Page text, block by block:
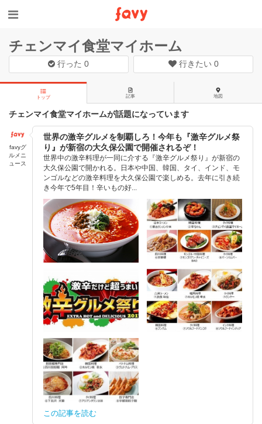
チェンマイ食堂マイホーム
行った0 行きたい 0
トップ 記事 地図
チェンマイ食堂マイホームが話題になっています
favyグ
ルメニ
ュース
世界の激辛グルメを制覇しろ！今年も『激辛グルメ祭
り』が新宿の大久保公園で開催されるぞ！
世界中の激辛料理が一同に介する『激辛グルメ祭り』が新宿の
大久保公園で開かれる。日本や中国、韓国、タイ、インド、モ
ンゴルなどの激辛料理を大久保公園で楽しめる。去年に引き続
き今年で5年目！辛いもの好...
この記事を読む